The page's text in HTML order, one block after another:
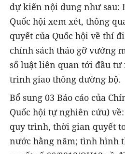
dự kiến nội dung như sau:
Quốc hội xem xét, thông
quyết của Quốc hội về thí
chính sách tháo gỡ vướng
số luật liên quan tới đầu tư
trình giao thông đường bộ.
Bổ sung 03 Báo cáo của
Quốc hội tự nghiên cứu)
quy trình, thời gian quyết
nước hằng năm; tình hình